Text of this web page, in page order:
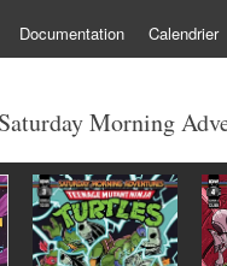
Documentation Calendrier
Morning